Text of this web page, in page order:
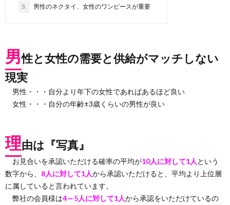
3. 男性のネクタイ、女性のワンピースが重要
男性と女性の需要と供給がマッチしない
現実
男性・・・自分より年下の女性であればあるほど良い
女性・・・自分の年齢±3歳くらいの男性が良い
理由は『写真』
お見合いを承認いただける確率の平均が10人に対して1人 という
数字から、 8人に対して1人から承認いただけると、平均より上位層
に属していると言われています。
弊社の会員様は4～5人に対して1人から承認をいただけているの